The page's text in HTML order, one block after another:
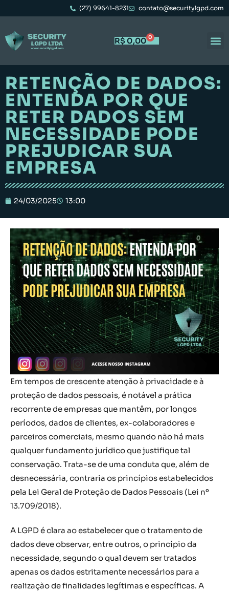
(27) 99641-8231 contato@securitylgpd.com
R$ 0,00 0
RETENÇÃO DE DADOS:
ENTENDA POR QUE
RETER DADOS SEM
NECESSIDADE PODE
PREJUDICAR SUA
EMPRESA
24/03/2025 13:00
Em tempos de crescente atenção à privacidade e à
proteção de dados pessoais, é notável a prática
recorrente de empresas que mantêm, por longos
períodos, dados de clientes, ex-colaboradores e
parceiros comerciais, mesmo quando não há mais
qualquer fundamento jurídico que justifique tal
conservação. Trata-se de uma conduta que, além de
desnecessária, contraria os princípios estabelecidos
pela Lei Geral de Proteção de Dados Pessoais (Lei nº
13.709/2018).
A LGPD é clara ao estabelecer que o tratamento de
dados deve observar, entre outros, o princípio da
necessidade, segundo o qual devem ser tratados
apenas os dados estritamente necessários para a
realização de finalidades legítimas e específicas. A